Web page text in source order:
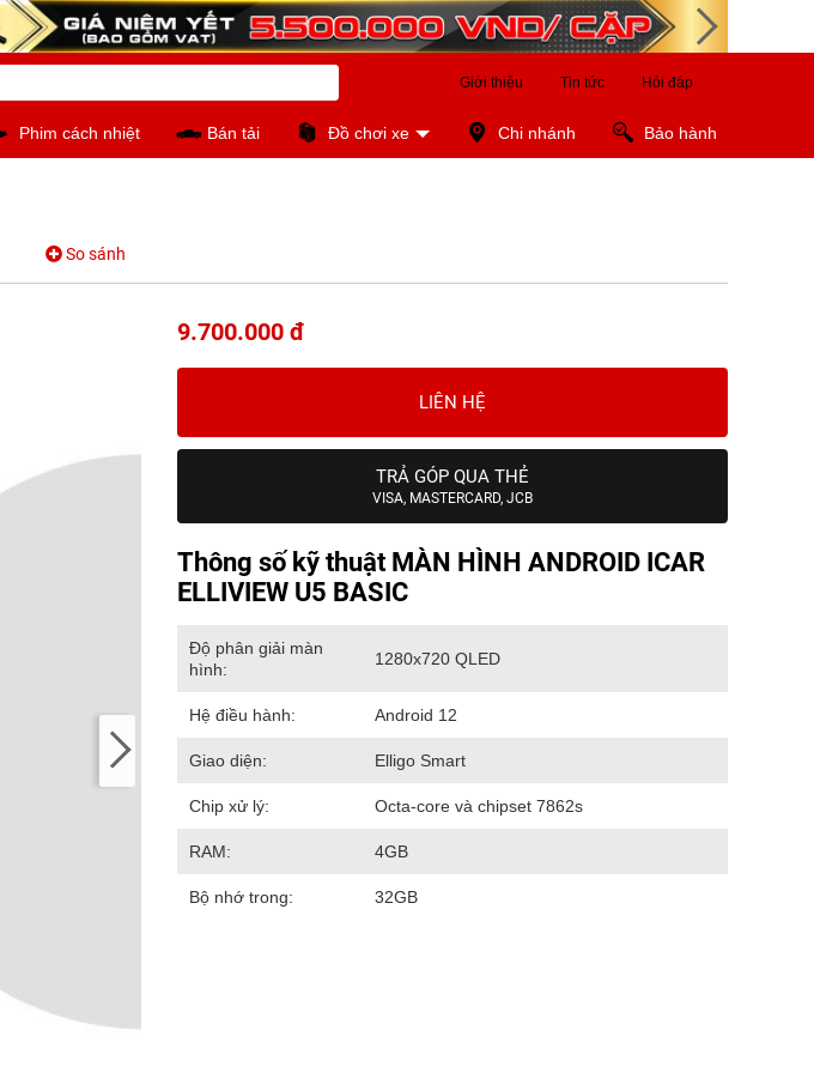
Giới thiệu Tin tức Hỏi đáp
Phim cách nhiệt Bán tải Đồ chơi xe Chi nhánh Bảo hành
So sánh
9.700.000 đ
LIÊN HỆ
TRẢ GÓP QUA THẺ
VISA, MASTERCARD, JCB
Thông số kỹ thuật MÀN HÌNH ANDROID ICAR
ELLIVIEW U5 BASIC
Độ phân giải màn
hình:
1280x720 QLED
Hệ điều hành: Android 12
Giao diện: Elligo Smart
Chip xử lý: Octa-core và chipset 7862s
RAM: 4GB
Bộ nhớ trong: 32GB